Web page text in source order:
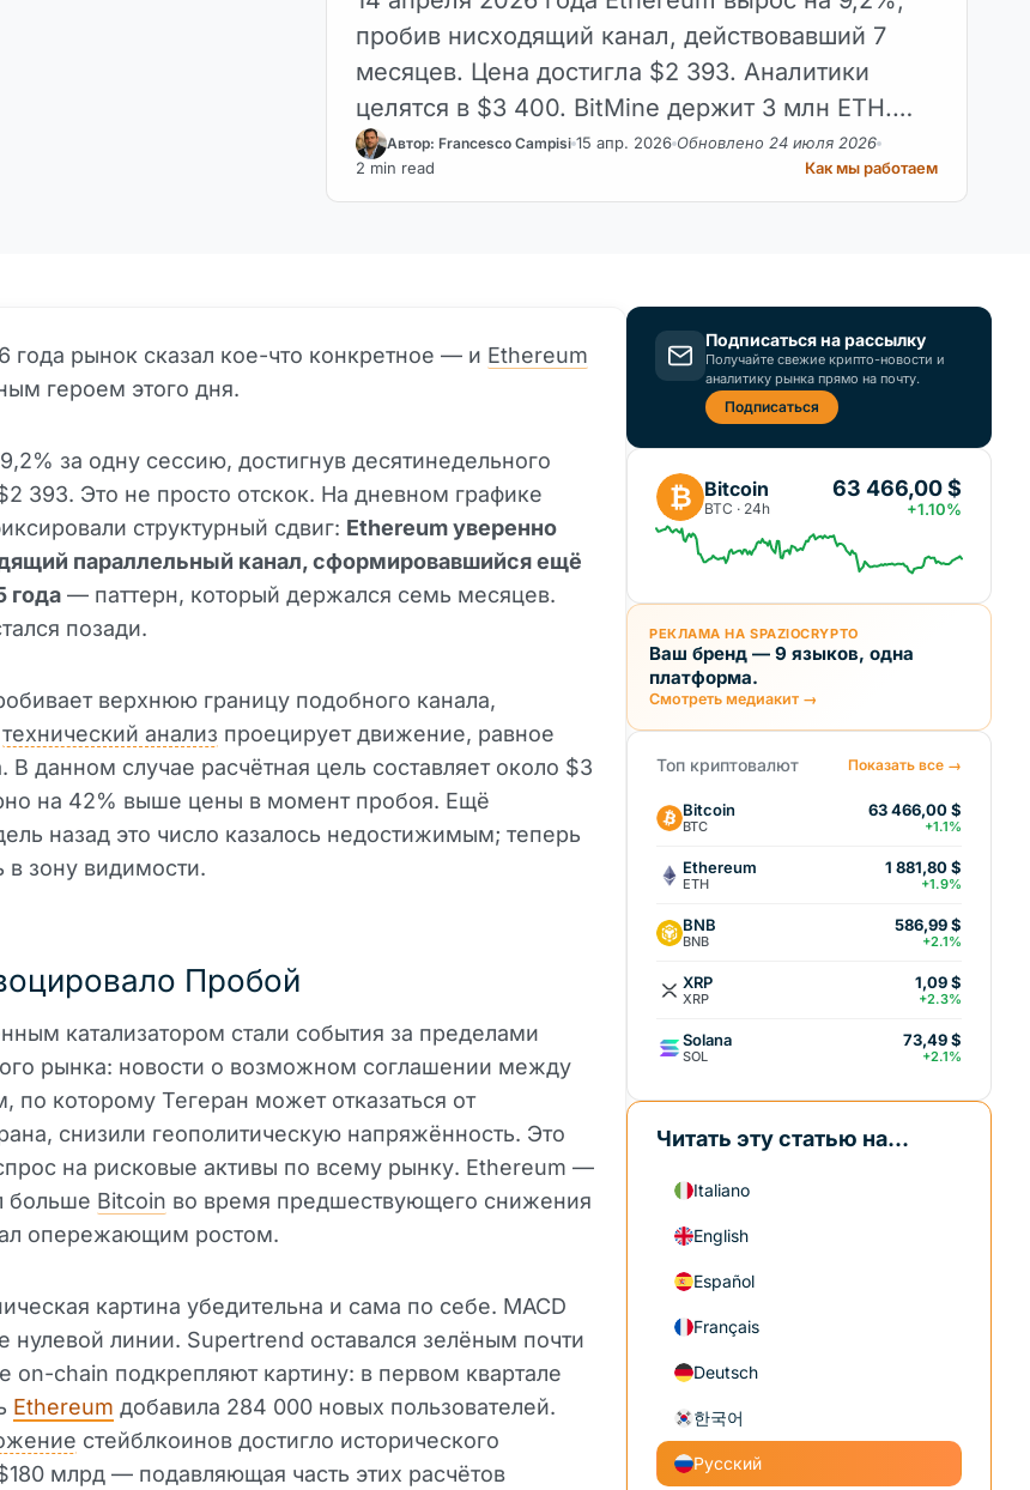
пробив нисходящий канал, действовавший 7
месяцев. Цена достигла $2 393. Аналитики
целятся в $3 400. BitMine держит 3 млн ETH.
Что говорит технический анализ.
Автор: Francesco Campisi 15 апр. 2026 Обновлено 24 июля 2026
2 min read
Как мы работаем
года рынок сказал кое-что конкретное — и Ethereum
героем этого дня.
за одну сессию, достигнув десятинедельного
393. Это не просто отскок. На дневном графике
структурный сдвиг: Ethereum уверенно
параллельный канал, сформировавшийся ещё
года — паттерн, который держался семь месяцев.
позади.
верхнюю границу подобного канала,
технический анализ проецирует движение, равное
В данном случае расчётная цель составляет около $3
на 42% выше цены в момент пробоя. Ещё
назад это число казалось недостижимым; теперь
в зону видимости.
Пробой
катализатором стали события за пределами
рынка: новости о возможном соглашении между
которому Тегеран может отказаться от
снизили геополитическую напряжённость. Это
на рисковые активы по всему рынку. Ethereum —
больше Bitcoin во время предшествующего снижения
опережающим ростом.
картина убедительна и сама по себе. MACD
нулевой линии. Supertrend оставался зелёным почти
on-chain подкрепляют картину: в первом квартале
Ethereum добавила 284 000 новых пользователей.
стейблкоинов достигло исторического
млрд — подавляющая часть этих расчётов
Подписаться на рассылку
Получайте свежие крипто-новости и
аналитику рынка прямо на почту.
Подписаться
₿ Bitcoin
BTC · 24h
63 466,00 $
+1.10%
РЕКЛАМА НА SPAZIOCRYPTO
Ваш бренд — 9 языков, одна
платформа.
Смотреть медиакит →
Топ криптовалют Показать все →
Bitcoin
BTC
63 466,00 $
+1.1%
Ethereum
ETH
1 881,80 $
+1.9%
BNB
BNB
586,99 $
+2.1%
XRP
XRP
1,09 $
+2.3%
Solana
SOL
73,49 $
+2.1%
Читать эту статью на...
Italiano
English
Español
Français
Deutsch
한국어
Русский